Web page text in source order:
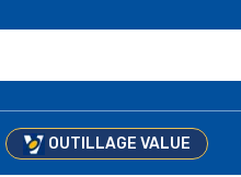
OUTILLAGE VALUE